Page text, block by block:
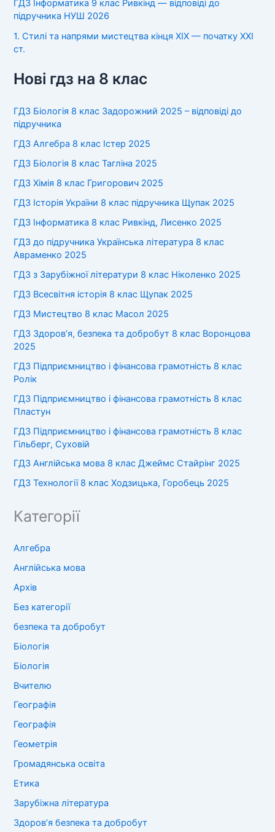
ГДЗ Інформатика 9 клас Ривкінд — відповіді до
підручника НУШ 2026
1. Стилі та напрями мистецтва кінця XIX — початку XXI
ст.
Нові гдз на 8 клас
ГДЗ Біологія 8 клас Задорожний 2025 – відповіді до
підручника
ГДЗ Алгебра 8 клас Істер 2025
ГДЗ Біологія 8 клас Тагліна 2025
ГДЗ Хімія 8 клас Григорович 2025
ГДЗ Історія України 8 клас підручника Щупак 2025
ГДЗ Інформатика 8 клас Ривкінд, Лисенко 2025
ГДЗ до підручника Українська література 8 клас
Авраменко 2025
ГДЗ з Зарубіжної літератури 8 клас Ніколенко 2025
ГДЗ Всесвітня історія 8 клас Щупак 2025
ГДЗ Мистецтво 8 клас Масол 2025
ГДЗ Здоров’я, безпека та добробут 8 клас Воронцова
2025
ГДЗ Підприємництво і фінансова грамотність 8 клас
Ролік
ГДЗ Підприємництво і фінансова грамотність 8 клас
Пластун
ГДЗ Підприємництво і фінансова грамотність 8 клас
Гільберг, Суховій
ГДЗ Англійська мова 8 клас Джеймс Стайрінг 2025
ГДЗ Технології 8 клас Ходзицька, Горобець 2025
Категорії
Алгебра
Англійська мова
Архів
Без категорії
безпека та добробут
Біологія
Біологія
Вчителю
Географія
Географія
Геометрія
Громадянська освіта
Етика
Зарубіжна література
Здоров’я безпека та добробут